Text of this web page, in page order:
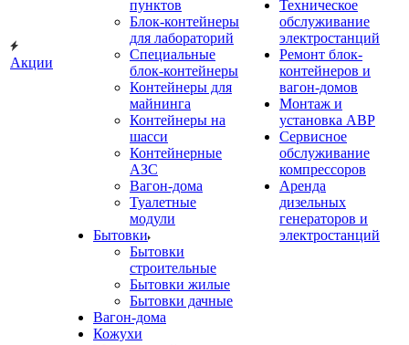
Акции
пунктов
Блок-контейнеры
для лабораторий
Специальные
блок-контейнеры
Контейнеры для
майнинга
Контейнеры на
шасси
Контейнерные
АЗС
Вагон-дома
Туалетные
модули
Бытовки
Бытовки
строительные
Бытовки жилые
Бытовки дачные
Вагон-дома
Кожухи
Техническое
обслуживание
электростанций
Ремонт блок-
контейнеров и
вагон-домов
Монтаж и
установка АВР
Сервисное
обслуживание
компрессоров
Аренда
дизельных
генераторов и
электростанций